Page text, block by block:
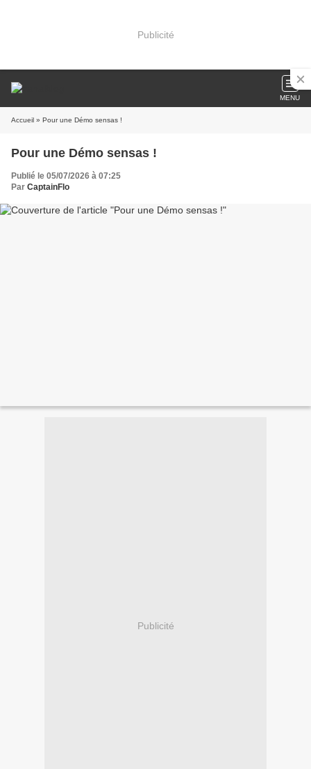
Publicité
MENU
Accueil » Pour une Démo sensas !
Pour une Démo sensas !
Publié le 05/07/2026 à 07:25
Par CaptainFlo
Publicité